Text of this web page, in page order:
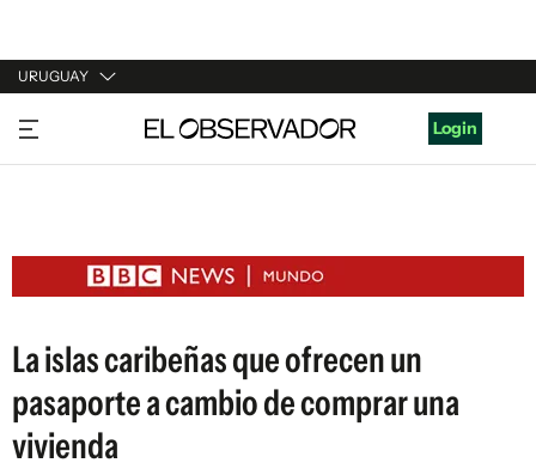
URUGUAY
URUGUAY
ARGENTINA
ESTADOS UNIDOS
Login
La islas caribeñas que ofrecen un
pasaporte a cambio de comprar una
vivienda